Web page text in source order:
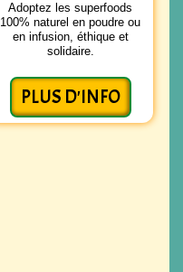
Adoptez les superfoods
100% naturel en poudre ou
en infusion, éthique et
solidaire.
PLUS D'INFO